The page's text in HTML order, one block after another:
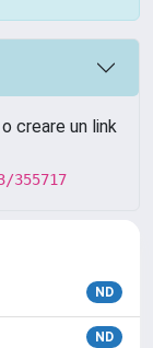
creare un link
ND
ND